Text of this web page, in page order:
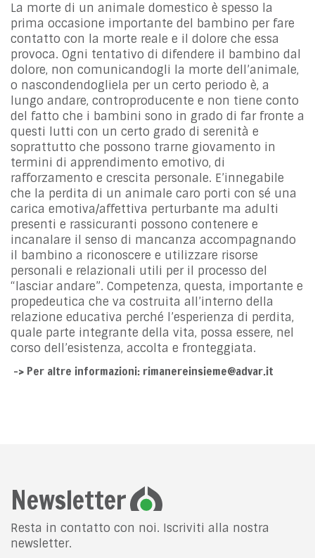
La morte di un animale domestico è spesso la
prima occasione importante del bambino per fare
contatto con la morte reale e il dolore che essa
provoca. Ogni tentativo di difendere il bambino dal
dolore, non comunicandogli la morte dell’animale,
o nascondendogliela per un certo periodo è, a
lungo andare, controproducente e non tiene conto
del fatto che i bambini sono in grado di far fronte a
questi lutti con un certo grado di serenità e
soprattutto che possono trarne giovamento in
termini di apprendimento emotivo, di
rafforzamento e crescita personale. E’innegabile
che la perdita di un animale caro porti con sé una
carica emotiva/affettiva perturbante ma adulti
presenti e rassicuranti possono contenere e
incanalare il senso di mancanza accompagnando
il bambino a riconoscere e utilizzare risorse
personali e relazionali utili per il processo del
“lasciar andare”. Competenza, questa, importante e
propedeutica che va costruita all’interno della
relazione educativa perché l’esperienza di perdita,
quale parte integrante della vita, possa essere, nel
corso dell’esistenza, accolta e fronteggiata.
–> Per altre informazioni: rimanereinsieme@advar.it
Newsletter
Resta in contatto con noi. Iscriviti alla nostra
newsletter.